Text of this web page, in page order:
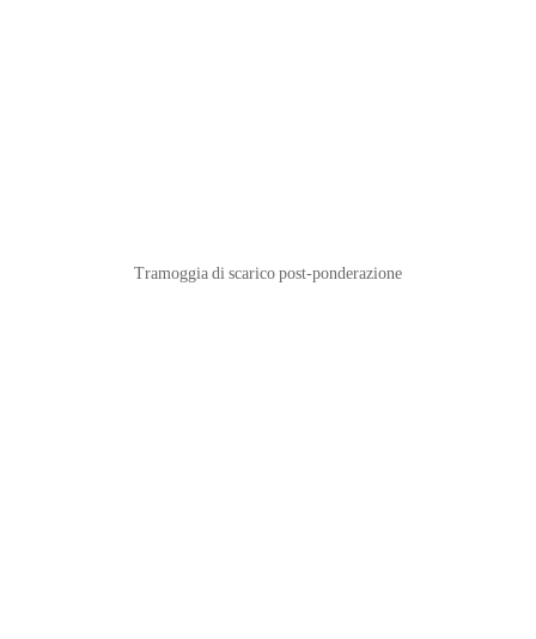
Tramoggia di scarico post-ponderazione